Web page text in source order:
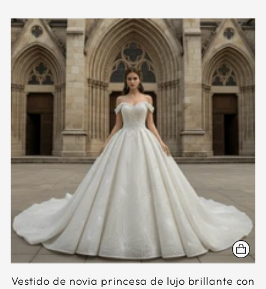
Vestido de novia princesa de lujo brillante con